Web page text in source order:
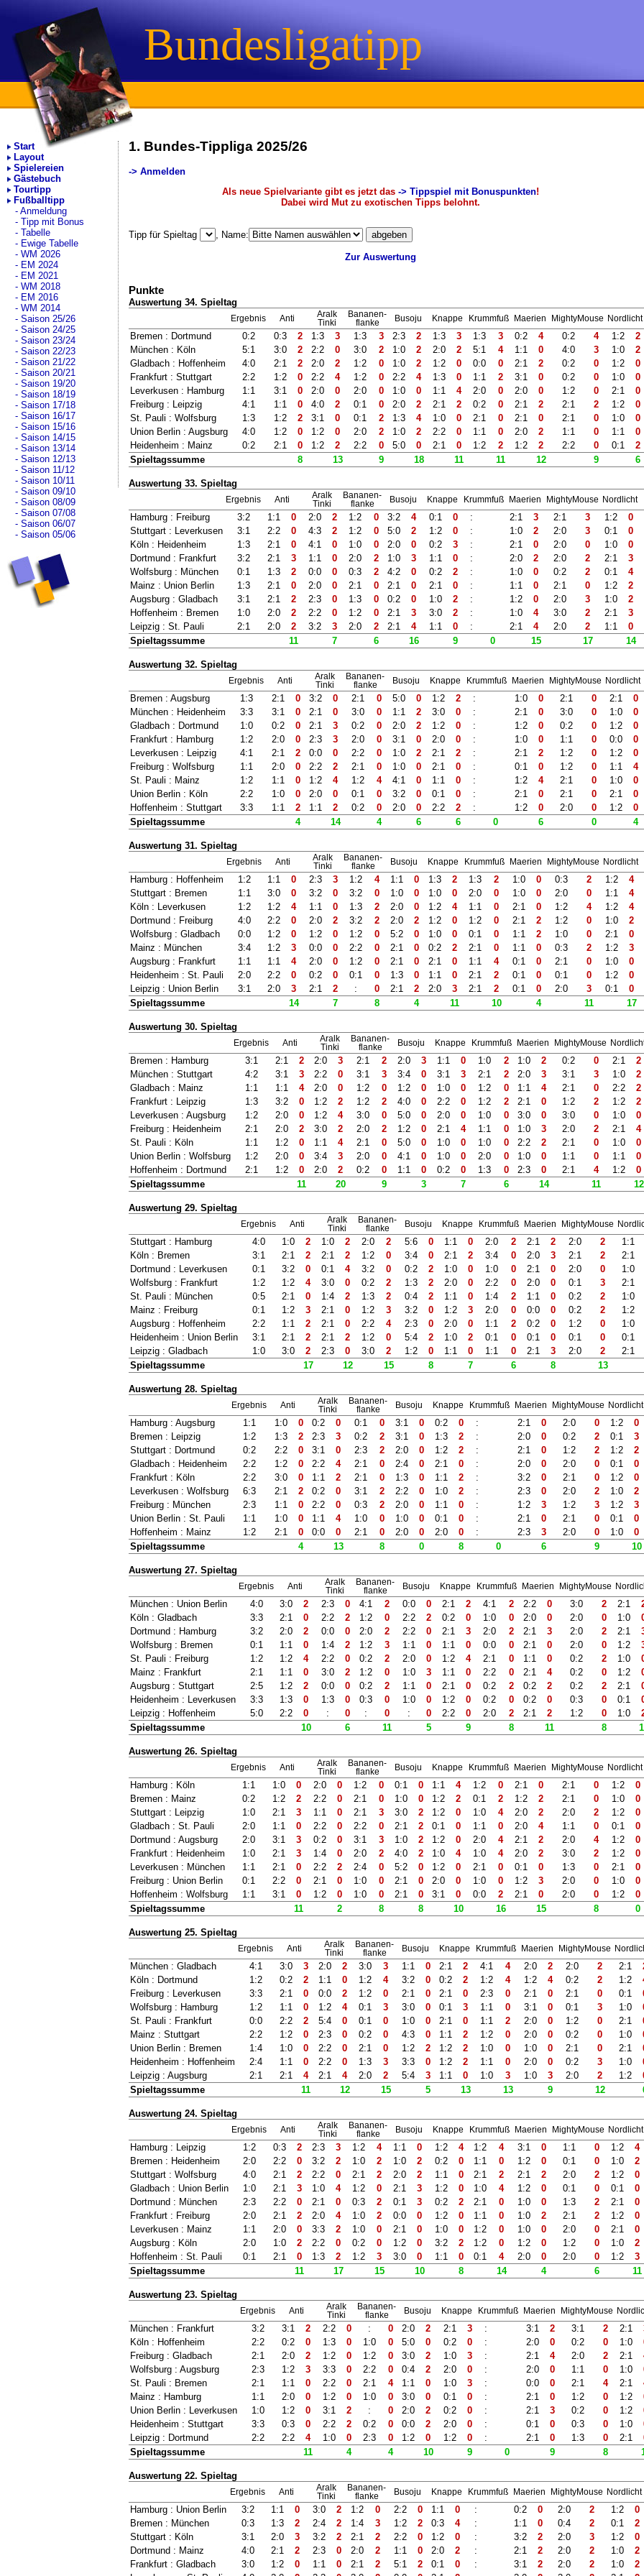
Bundesligatipp
Start
Layout
Spielereien
Gästebuch
Tourtipp
Fußballtipp
Anmeldung
Tipp mit Bonus
Tabelle
Ewige Tabelle
WM 2026
EM 2024
EM 2021
WM 2018
EM 2016
WM 2014
Saison 25/26
Saison 24/25
Saison 23/24
Saison 22/23
Saison 21/22
Saison 20/21
Saison 19/20
Saison 18/19
Saison 17/18
Saison 16/17
Saison 15/16
Saison 14/15
Saison 13/14
Saison 12/13
Saison 11/12
Saison 10/11
Saison 09/10
Saison 08/09
Saison 07/08
Saison 06/07
Saison 05/06
1. Bundes-Tippliga 2025/26
-> Anmelden
Als neue Spielvariante gibt es jetzt das -> Tippspiel mit Bonuspunkten!
Dabei wird Mut zu exotischen Tipps belohnt.
Tipp für Spieltag , Name:
Zur Auswertung
Punkte
Auswertung 34. Spieltag
Ergebnis Anti
Aralk
Tinki
Bananen-
flanke
Busoju Knappe Krummfuß Maerien MightyMouse Nordlicht
Bremen : Dortmund 0:2 0:3 2 1:3 3 1:3 3 2:3 2 1:3 3 1:3 3 0:2 4 0:2 4 1:2 2
München : Köln
5:1 3:0 2 2:2 0 3:0 2 1:0 2 2:0 2 5:1 4 1:1 0 4:0 3 1:0 2
Gladbach : Hoffenheim
4:0 2:1 2 2:0 2 1:2 0 1:0 2 1:2 0 0:0 0 2:1 2 0:2 0 1:2 0
Frankfurt : Stuttgart
2:2 1:2 0 2:2 4 1:2 0 2:2 4 1:3 0 1:1 2 3:1 0 0:2 0 1:0 0
Leverkusen : Hamburg
1:1 3:1 0 2:0 0 2:0 0 1:0 0 1:1 4 2:0 0 2:0 0 1:2 0 2:1 0
Freiburg : Leipzig
4:1 1:1 0 4:0 2 0:1 0 2:0 2 2:1 2 0:2 0 2:1 2 2:1 2 1:2 0
St. Pauli : Wolfsburg
1:3 1:2 2 3:1 0 0:1 2 1:3 4 1:0 0 2:1 0 2:1 0 2:1 0 1:0 0
Union Berlin : Augsburg
4:0 1:2 0 1:2 0 2:0 2 1:0 2 2:2 0 1:1 0 2:0 2 1:1 0 1:1 0
Heidenheim : Mainz
0:2 2:1 0 1:2 2 2:2 0 5:0 0 2:1 0 1:2 2 1:2 2 2:2 0 0:1 2
Spieltagssumme
8 13 9 18 11 11 12 9 6
Auswertung 33. Spieltag
Ergebnis Anti
Aralk
Tinki
Bananen-
flanke
Busoju Knappe Krummfuß Maerien MightyMouse Nordlicht
Hamburg : Freiburg 3:2 1:1 0 2:0 2 1:2 0 3:2 4 0:1 0 : 2:1 3 2:1 3 1:2 0
Stuttgart : Leverkusen
3:1 2:2 0 4:3 2 1:2 0 5:0 2 1:2 0 : 1:0 2 2:0 3 0:1 0
Köln : Heidenheim
1:3 2:1 0 4:1 0 1:0 0 2:0 0 0:2 3 : 2:1 0 2:0 0 1:0 0
Dortmund : Frankfurt
3:2 2:1 3 1:1 0 2:0 2 1:0 3 1:1 0 : 2:0 2 2:0 2 2:1 3
Wolfsburg : München
0:1 1:3 2 0:0 0 0:3 2 4:2 0 0:2 2 : 1:0 0 0:2 2 0:1 4
Mainz : Union Berlin
1:3 2:1 0 2:0 0 2:1 0 2:1 0 2:1 0 : 1:1 0 2:1 0 1:2 2
Augsburg : Gladbach
3:1 2:1 2 2:3 0 1:3 0 0:2 0 1:0 2 : 1:2 0 2:0 3 1:0 2
Hoffenheim : Bremen
1:0 2:0 2 2:2 0 1:2 0 2:1 3 3:0 2 : 1:0 4 3:0 2 2:1 3
Leipzig : St. Pauli
2:1 2:0 2 3:2 3 2:0 2 2:1 4 1:1 0 : 2:1 4 2:0 2 1:1 0
Spieltagssumme
11 7 6 16 9 0 15 17 14
Auswertung 32. Spieltag
Ergebnis Anti
Aralk
Tinki
Bananen-
flanke
Busoju Knappe Krummfuß Maerien MightyMouse Nordlicht
Bremen : Augsburg 1:3 2:1 0 3:2 0 2:1 0 5:0 0 1:2 2 : 1:0 0 2:1 0 2:1 0
München : Heidenheim
3:3 3:1 0 2:1 0 3:0 0 1:1 2 3:0 0 : 2:1 0 3:0 0 1:0 0
Gladbach : Dortmund
1:0 0:2 0 2:1 3 0:2 0 2:0 2 1:2 0 : 1:2 0 0:2 0 1:2 0
Frankfurt : Hamburg
1:2 2:0 0 2:3 3 2:0 0 3:1 0 2:0 0 : 1:0 0 1:1 0 0:0 0
Leverkusen : Leipzig
4:1 2:1 2 0:0 0 2:2 0 1:0 2 2:1 2 : 2:1 2 1:2 0 1:2 0
Freiburg : Wolfsburg
1:1 2:0 0 2:2 2 2:1 0 1:0 0 2:1 0 : 0:1 0 1:2 0 1:1 4
St. Pauli : Mainz
1:2 1:1 0 1:2 4 1:2 4 4:1 0 1:1 0 : 1:2 4 2:1 0 1:0 0
Union Berlin : Köln
2:2 1:0 0 2:0 0 0:1 0 3:2 0 0:1 0 : 2:1 0 2:1 0 2:1 0
Hoffenheim : Stuttgart
3:3 1:1 2 1:1 2 0:2 0 2:0 0 2:2 2 : 1:2 0 2:0 0 1:2 0
Spieltagssumme
4 14 4 6 6 0 6 0 4
Auswertung 31. Spieltag
Ergebnis Anti
Aralk
Tinki
Bananen-
flanke
Busoju Knappe Krummfuß Maerien MightyMouse Nordlicht
Hamburg : Hoffenheim 1:2 1:1 0 2:3 3 1:2 4 1:1 0 1:3 2 1:3 2 1:0 0 0:3 2 1:2 4
Stuttgart : Bremen
1:1 3:0 0 3:2 0 3:2 0 1:0 0 1:0 0 2:0 0 1:0 0 2:0 0 1:1 4
Köln : Leverkusen
1:2 1:2 4 1:1 0 1:3 2 2:0 0 1:2 4 1:1 0 2:1 0 1:2 4 1:2 4
Dortmund : Freiburg
4:0 2:2 0 2:0 2 3:2 2 2:0 2 1:2 0 1:2 0 2:1 2 1:2 0 1:0 2
Wolfsburg : Gladbach
0:0 1:2 0 1:2 0 1:2 0 5:2 0 1:0 0 0:1 0 1:1 2 1:0 0 2:1 0
Mainz : München
3:4 1:2 3 0:0 0 2:2 0 2:1 0 0:2 2 2:1 0 1:1 0 0:3 2 1:2 3
Augsburg : Frankfurt
1:1 1:1 4 2:0 0 1:2 0 2:1 0 2:1 0 1:1 4 0:1 0 2:1 0 1:0 0
Heidenheim : St. Pauli
2:0 2:2 0 0:2 0 0:1 0 1:3 0 1:1 0 2:1 2 0:1 0 0:1 0 1:2 0
Leipzig : Union Berlin
3:1 2:0 3 2:1 2 : 0 2:1 2 2:0 3 2:1 2 0:1 0 2:0 3 0:1 0
Spieltagssumme
14 7 8 4 11 10 4 11 17
Auswertung 30. Spieltag
Ergebnis Anti
Aralk
Tinki
Bananen-
flanke
Busoju Knappe Krummfuß Maerien MightyMouse
Bremen : Hamburg 3:1 2:1 2 2:0 3 2:1 2 2:0 3 1:1 0 1:0 2 1:0 2 0:2 0 2:1 2
München : Stuttgart
4:2 3:1 3 2:2 0 3:1 3 3:4 0 3:1 3 2:1 2 2:0 3 3:1 3 1:0 2
Gladbach : Mainz
1:1 1:1 4 2:0 0 1:2 0 1:2 0 1:0 0 1:2 0 1:1 4 2:1 0 2:2 2
Frankfurt : Leipzig
1:3 3:2 0 1:2 2 1:2 2 4:0 0 2:2 0 1:2 2 2:1 0 1:2 2 1:2 2
Leverkusen : Augsburg
1:2 2:0 0 1:2 4 3:0 0 5:0 0 2:0 0 1:0 0 3:0 0 3:0 0 1:0 0
Freiburg : Heidenheim
2:1 2:0 2 3:0 2 2:0 2 1:2 0 2:1 4 1:1 0 1:0 3 2:0 2 2:1 4
St. Pauli : Köln
1:1 1:2 0 1:1 4 2:1 0 5:0 0 1:0 0 1:0 0 2:2 2 2:1 0 1:0 0
Union Berlin : Wolfsburg
1:2 2:0 0 3:4 3 2:0 0 4:1 0 1:0 0 2:0 0 1:0 0 1:1 0 1:1 0
Hoffenheim : Dortmund
2:1 1:2 0 2:0 2 0:2 0 1:1 0 0:2 0 1:3 0 2:3 0 2:1 4 1:2 0
Spieltagssumme
11 20 9 3 7 6 14 11 12
Auswertung 29. Spieltag
Ergebnis Anti
Aralk
Tinki
Bananen-
flanke
Busoju Knappe Krummfuß Maerien MightyMouse
Stuttgart : Hamburg 4:0 1:0 2 1:0 2 2:0 2 5:6 0 1:1 0 2:0 2 2:1 2 2:0 2 1:1
Köln : Bremen
3:1 2:1 2 2:1 2 1:2 0 3:4 0 2:1 2 3:4 0 2:0 3 2:1 2 2:1
Dortmund : Leverkusen
0:1 3:2 0 0:1 4 3:2 0 0:2 2 1:0 0 1:0 0 2:1 0 2:0 0 1:0
Wolfsburg : Frankfurt
1:2 1:2 4 3:0 0 0:2 2 1:3 2 2:0 0 2:2 0 2:0 0 0:1 3 2:1
St. Pauli : München
0:5 2:1 0 1:4 2 1:3 2 0:4 2 1:1 0 1:4 2 1:1 0 0:2 2 1:0
Mainz : Freiburg
0:1 1:2 3 2:1 0 1:2 3 3:2 0 1:2 3 2:0 0 0:0 0 0:2 2 1:2
Augsburg : Hoffenheim
2:2 1:1 2 2:1 0 2:2 4 2:3 0 2:0 0 1:1 2 0:2 0 1:2 0 1:0
Heidenheim : Union Berlin
3:1 2:1 2 2:1 2 1:2 0 5:4 2 1:0 2 0:1 0 0:1 0 0:1 0 0:1
Leipzig : Gladbach
1:0 3:0 2 2:3 0 3:0 2 1:2 0 1:1 0 1:1 0 2:1 3 2:0 2 2:1
Spieltagssumme
17 12 15 8 7 6 8 13
Auswertung 28. Spieltag
Ergebnis Anti
Aralk
Tinki
Bananen-
flanke
Busoju Knappe Krummfuß Maerien MightyMouse Nordlicht
Hamburg : Augsburg 1:1 1:0 0 0:2 0 0:1 0 3:1 0 0:2 0 : 2:1 0 2:0 0 1:2 0
Bremen : Leipzig
1:2 1:3 2 2:3 3 0:2 2 3:1 0 1:3 2 : 2:0 0 0:2 2 0:1 3
Stuttgart : Dortmund
0:2 2:2 0 3:1 0 2:3 2 2:0 0 1:2 2 : 2:1 0 1:2 2 1:2 2
Gladbach : Heidenheim
2:2 1:2 0 2:2 4 2:1 0 2:4 0 2:1 0 : 2:0 0 2:0 0 0:1 0
Frankfurt : Köln
2:2 3:0 0 1:1 2 2:1 0 1:3 0 1:1 2 : 3:2 0 2:1 0 1:2 0
Leverkusen : Wolfsburg
6:3 2:1 2 0:2 0 3:1 2 2:2 0 1:0 2 : 2:3 0 2:0 2 1:0 2
Freiburg : München
2:3 1:1 0 2:2 0 0:3 2 2:0 0 1:1 0 : 1:2 3 1:2 3 1:2 3
Union Berlin : St. Pauli
1:1 1:0 0 1:1 4 1:0 0 1:0 0 0:1 0 : 2:1 0 2:1 0 0:1 0
Hoffenheim : Mainz
1:2 2:1 0 0:0 0 2:1 0 2:0 0 2:0 0 : 2:3 3 2:0 0 1:0 0
Spieltagssumme
4 13 8 0 8 0 6 9 10
Auswertung 27. Spieltag
Ergebnis Anti
Aralk
Tinki
Bananen-
flanke
Busoju Knappe Krummfuß Maerien MightyMouse
München : Union Berlin 4:0 3:0 2 2:3 0 4:1 2 0:0 0 2:1 2 4:1 2 2:2 0 3:0 2 2:1
Köln : Gladbach
3:3 2:1 0 2:2 2 1:2 0 2:2 2 0:2 0 1:0 0 2:0 0 2:0 0 1:0
Dortmund : Hamburg
3:2 2:0 2 0:0 0 2:0 2 2:2 0 2:1 3 2:0 2 2:1 3 2:0 2 2:1
Wolfsburg : Bremen
0:1 1:1 0 1:4 2 1:2 3 1:1 0 1:1 0 0:0 0 2:1 0 2:0 0 1:2
St. Pauli : Freiburg
1:2 1:2 4 2:2 0 0:2 2 2:0 0 1:2 4 2:1 0 1:1 0 0:2 2 1:0
Mainz : Frankfurt
2:1 1:1 0 3:0 2 1:2 0 1:0 3 1:1 0 2:2 0 2:1 4 0:2 0 1:2
Augsburg : Stuttgart
2:5 1:2 2 0:0 0 0:2 2 1:1 0 2:1 0 0:2 2 0:2 2 0:2 2 2:1
Heidenheim : Leverkusen
3:3 1:3 0 1:3 0 0:3 0 1:0 0 1:2 0 0:2 0 0:2 0 0:3 0 0:1
Leipzig : Hoffenheim
5:0 2:2 0 : 0 : 0 : 0 2:2 0 2:0 2 2:1 2 1:2 0 1:0
Spieltagssumme
10 6 11 5 9 8 11 8
Auswertung 26. Spieltag
Ergebnis Anti
Aralk
Tinki
Bananen-
flanke
Busoju Knappe Krummfuß Maerien MightyMouse Nordlicht
Hamburg : Köln 1:1 1:0 0 2:0 0 1:2 0 0:1 0 1:1 4 1:2 0 2:1 0 2:1 0 1:2 0
Bremen : Mainz
0:2 1:2 2 2:2 0 2:1 0 1:0 0 1:2 2 0:1 2 1:2 2 2:1 0 1:0 0
Stuttgart : Leipzig
1:0 2:1 3 1:1 0 2:1 3 3:0 2 1:2 0 1:0 4 2:0 2 2:0 2 1:2 0
Gladbach : St. Pauli
2:0 1:1 0 2:2 0 2:2 0 2:1 2 0:1 0 1:1 0 2:0 4 1:1 0 0:1 0
Dortmund : Augsburg
2:0 3:1 3 0:2 0 3:1 3 1:0 2 1:2 0 2:0 4 2:1 2 2:0 4 1:2 0
Frankfurt : Heidenheim
1:0 2:1 3 1:4 0 2:0 2 4:0 2 1:0 4 1:0 4 2:0 2 3:0 2 1:2 0
Leverkusen : München
1:1 2:1 0 2:2 2 2:4 0 5:2 0 1:2 0 2:1 0 0:1 0 1:3 0 2:1 0
Freiburg : Union Berlin
0:1 2:2 0 2:1 0 1:0 0 2:1 0 2:0 0 1:0 0 1:2 3 2:0 0 1:0 0
Hoffenheim : Wolfsburg
1:1 3:1 0 1:2 0 1:0 0 2:1 0 3:1 0 0:0 2 2:1 0 2:0 0 1:2 0
Spieltagssumme
11 2 8 8 10 16 15 8 0
Auswertung 25. Spieltag
Ergebnis Anti
Aralk
Tinki
Bananen-
flanke
Busoju Knappe Krummfuß Maerien MightyMouse
München : Gladbach 4:1 3:0 3 2:0 2 3:0 3 1:1 0 2:1 2 4:1 4 2:0 2 2:0 2 2:1
Köln : Dortmund
1:2 0:2 2 1:1 0 1:2 4 3:2 0 0:2 2 1:2 4 1:2 4 0:2 2 1:2
Freiburg : Leverkusen
3:3 2:1 0 0:0 2 1:2 0 2:1 0 2:1 0 2:3 0 2:1 0 2:1 0 0:1
Wolfsburg : Hamburg
1:2 1:1 0 1:2 4 0:1 3 3:0 0 0:1 3 1:1 0 3:1 0 0:1 3 1:0
St. Pauli : Frankfurt
0:0 2:2 2 5:4 0 0:1 0 1:0 0 2:1 0 1:1 2 2:0 0 1:2 0 2:1
Mainz : Stuttgart
2:2 1:2 0 2:3 0 0:2 0 4:3 0 1:1 2 1:2 0 2:0 0 0:2 0 1:0
Union Berlin : Bremen
1:4 1:0 0 2:2 0 2:1 0 1:2 2 1:2 2 1:0 0 1:0 0 2:1 0 2:1
Heidenheim : Hoffenheim
2:4 1:1 0 2:2 0 1:3 3 3:3 0 1:2 2 1:1 0 2:0 0 0:2 3 1:0
Leipzig : Augsburg
2:1 2:1 4 2:1 4 2:0 2 5:4 3 1:1 0 1:0 3 1:0 3 2:0 2 1:2
Spieltagssumme
11 12 15 5 13 13 9 12
Auswertung 24. Spieltag
Ergebnis Anti
Aralk
Tinki
Bananen-
flanke
Busoju Knappe Krummfuß Maerien MightyMouse Nordlicht
Hamburg : Leipzig 1:2 0:3 2 2:3 3 1:2 4 1:1 0 1:2 4 1:2 4 3:1 0 1:1 0 1:2 4
Bremen : Heidenheim
2:0 2:2 0 3:2 2 1:0 2 1:0 2 0:2 0 1:1 0 1:2 0 0:1 0 1:0 2
Stuttgart : Wolfsburg
4:0 2:1 2 2:2 0 2:1 2 2:0 2 1:1 0 2:1 2 2:1 2 2:0 2 1:2 0
Gladbach : Union Berlin
1:0 2:1 3 1:0 4 1:2 0 2:1 3 1:2 0 1:0 4 1:2 0 0:1 0 0:1 0
Dortmund : München
2:3 2:2 0 2:1 0 0:3 2 0:1 3 0:2 2 2:1 0 1:0 0 1:3 2 2:1 0
Frankfurt : Freiburg
2:0 2:1 2 2:0 4 1:0 2 0:0 0 1:2 0 1:1 0 1:0 2 2:1 2 1:2 0
Leverkusen : Mainz
1:1 2:0 0 3:3 2 1:0 0 2:1 0 1:0 0 1:2 0 1:0 0 2:0 0 2:1 0
Augsburg : Köln
2:0 1:0 2 2:2 0 0:2 0 1:2 0 3:2 2 1:2 0 1:2 0 1:2 0 1:0 2
Hoffenheim : St. Pauli
0:1 2:1 0 1:3 2 1:2 3 3:0 0 1:1 0 0:1 4 2:0 0 2:0 0 1:2 3
Spieltagssumme
11 17 15 10 8 14 4 6 11
Auswertung 23. Spieltag
Ergebnis Anti
Aralk
Tinki
Bananen-
flanke
Busoju Knappe Krummfuß Maerien MightyMouse
München : Frankfurt 3:2 3:1 2 2:2 0 : 0 2:0 2 2:1 3 : 3:1 2 3:1 2 2:1
Köln : Hoffenheim
2:2 0:2 0 1:3 0 1:0 0 5:0 0 0:2 0 : 2:0 0 0:2 0 1:0
Freiburg : Gladbach
2:1 2:0 2 1:2 0 1:2 0 3:0 2 1:0 3 : 2:1 4 2:0 2 2:1
Wolfsburg : Augsburg
2:3 1:2 3 3:3 0 2:2 0 0:4 2 2:0 0 : 2:0 0 1:1 0 1:0
St. Pauli : Bremen
2:1 1:1 0 2:2 0 2:1 4 1:1 0 1:0 3 : 0:0 0 2:1 4 2:1
Mainz : Hamburg
1:1 2:0 0 1:2 0 1:0 0 3:0 0 0:1 0 : 2:1 0 1:2 0 1:2
Union Berlin : Leverkusen
1:0 1:2 0 3:1 2 : 0 2:0 2 0:2 0 : 2:1 3 0:2 0 1:2
Heidenheim : Stuttgart
3:3 0:3 0 2:2 2 0:2 0 0:0 2 2:0 0 : 0:1 0 0:3 0 1:0
Leipzig : Dortmund
2:2 2:2 4 1:0 0 2:3 0 1:2 0 1:2 0 : 2:1 0 1:3 0 2:1
Spieltagssumme
11 4 4 10 9 0 9 8
Auswertung 22. Spieltag
Ergebnis Anti
Aralk
Tinki
Bananen-
flanke
Busoju Knappe Krummfuß Maerien MightyMouse Nordlicht
Hamburg : Union Berlin 3:2 1:1 0 3:0 2 1:2 0 2:2 0 1:1 0 : 0:2 0 2:0 2 1:2 0
Bremen : München
0:3 1:3 2 2:4 2 1:4 3 1:2 2 0:3 4 : 1:1 0 0:4 2 0:1 2
Stuttgart : Köln
3:1 2:0 3 3:2 2 2:1 2 2:2 0 1:2 0 : 3:2 2 2:0 3 1:2 0
Dortmund : Mainz
4:0 2:1 2 2:3 0 2:0 2 1:1 0 2:0 2 : 2:1 2 2:0 2 1:0 2
Frankfurt : Gladbach
3:0 1:2 0 1:1 0 2:1 2 5:1 2 0:1 0 : 3:1 2 2:0 2 1:0 2